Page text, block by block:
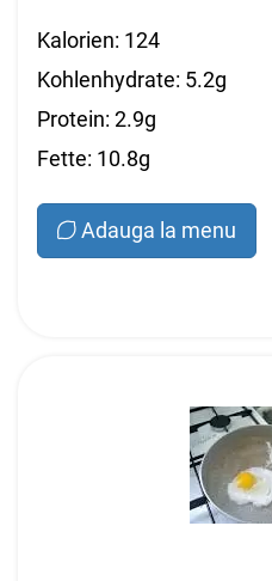
Kalorien: 124
Kohlenhydrate: 5.2g
Protein: 2.9g
Fette: 10.8g
Adauga la menu